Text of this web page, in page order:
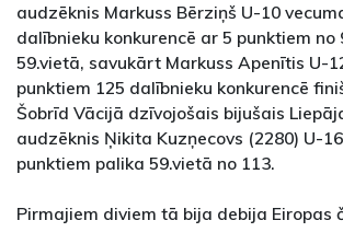
audzēknis Markuss Bērziņš U-10
dalībnieku konkurencē ar 5 punktiem no
59.vietā, savukārt Markuss Apenītis U-
punktiem 125 dalībnieku konkurencē
Šobrīd Vācijā dzīvojošais bijušais
audzēknis Ņikita Kuzņecovs (2280) U-
punktiem palika 59.vietā no 113.
Pirmajiem diviem tā bija debija Eiropas